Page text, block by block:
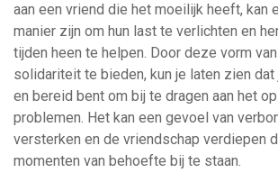
aan een vriend die het moeilijk heeft, kan
manier zijn om hun last te verlichten en
tijden heen te helpen. Door deze vorm
solidariteit te bieden, kun je laten zien
en bereid bent om bij te dragen aan het
problemen. Het kan een gevoel van
versterken en de vriendschap verdiepen
momenten van behoefte bij te staan.